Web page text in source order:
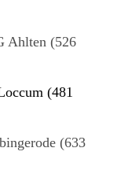
Ahlten (526
(481
(633